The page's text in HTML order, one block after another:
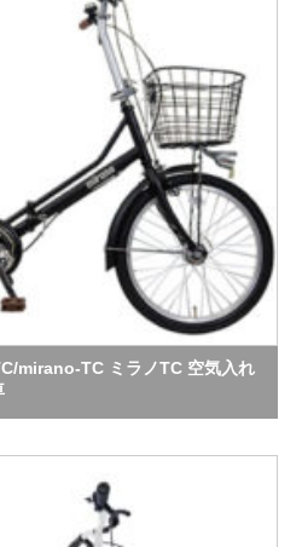
mirano-TC ミラノTC 空気入れ